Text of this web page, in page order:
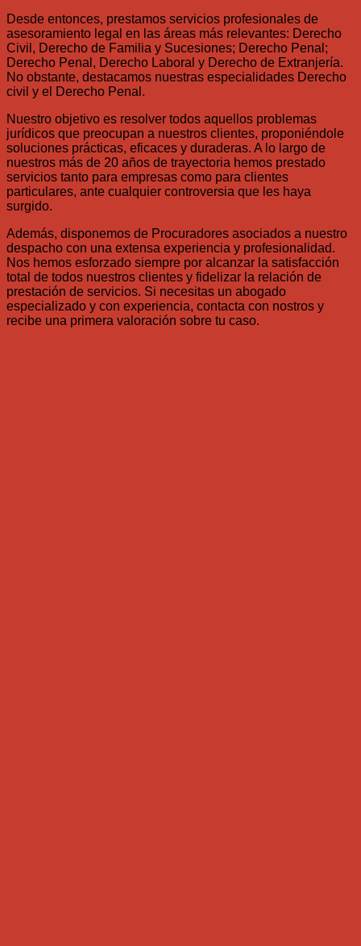
Desde entonces, prestamos servicios profesionales de
asesoramiento legal en las áreas más relevantes: Derecho
Civil, Derecho de Familia y Sucesiones; Derecho Penal;
Derecho Penal, Derecho Laboral y Derecho de Extranjería.
No obstante, destacamos nuestras especialidades Derecho
civil y el Derecho Penal.
Nuestro objetivo es resolver todos aquellos problemas
jurídicos que preocupan a nuestros clientes, proponiéndole
soluciones prácticas, eficaces y duraderas. A lo largo de
nuestros más de 20 años de trayectoria hemos prestado
servicios tanto para empresas como para clientes
particulares, ante cualquier controversia que les haya
surgido.
Además, disponemos de Procuradores asociados a nuestro
despacho con una extensa experiencia y profesionalidad.
Nos hemos esforzado siempre por alcanzar la satisfacción
total de todos nuestros clientes y fidelizar la relación de
prestación de servicios. Si necesitas un abogado
especializado y con experiencia, contacta con nostros y
recibe una primera valoración sobre tu caso.